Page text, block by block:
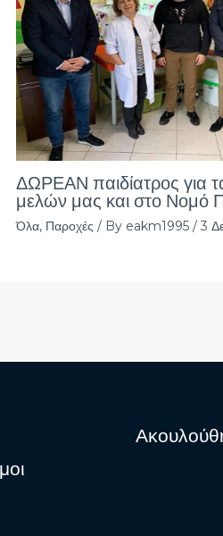
ΔΩΡΕΑΝ παιδίατρος για
μελών μας και στο Νομό
Όλα, Παροχές / By eakm1995/3